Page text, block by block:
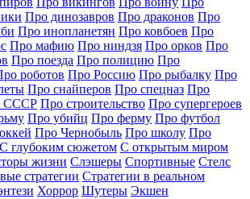
Про динозавров Про драконов Про
Про инопланетян Про ковбоев Про
Про мафию Про ниндзя Про орков Про
Про поезда Про полицию Про
роботов Про Россию Про рыбалку Про
Про снайперов Про спецназ Про
СССР Про строительство Про супергероев
Про убийц Про ферму Про футбол
Про Чернобыль Про школу Про
С глубоким сюжетом С открытым миром
жизни Слэшеры Спортивные Стелс
стратегии Стратегии в реальном
Хоррор Шутеры Экшен